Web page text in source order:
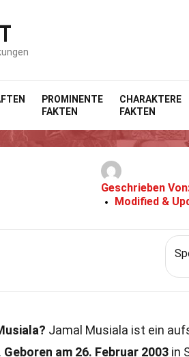
PROMINENTE
FAKTEN
CHARAKTERE
FAKTEN
30
Geschrieben
Modified &
Jamal Musiala ist ein
Geboren am 26. Februar 2003 in